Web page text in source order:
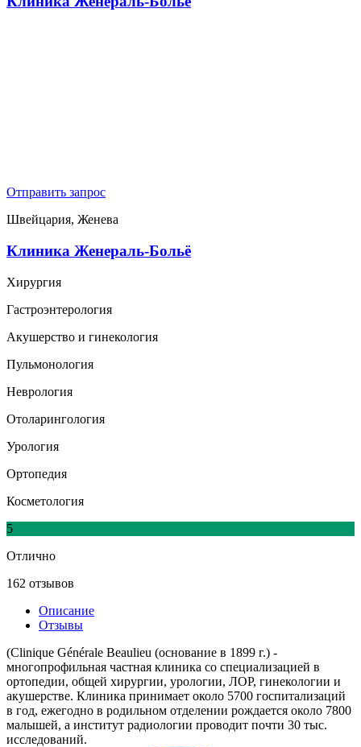
Отправить запрос
Швейцария, Женева
Клиника Женераль-Больё
Хирургия
Гастроэнтерология
Акушерство и гинекология
Пульмонология
Неврология
Отоларингология
Урология
Ортопедия
Косметология
5
Отлично
162 отзывов
Описание
Отзывы
(Clinique Générale Beaulieu (основание в 1899 г.) -
многопрофильная частная клиника со специализацией в
ортопедии, общей хирургии, урологии, ЛОР, гинекологии и
акушерстве. Клиника принимает около 5700 госпитализаций
в год, ежегодно в родильном отделении рождается около 7800
малышей, а институт радиологии проводит почти 30 тыс.
исследований.